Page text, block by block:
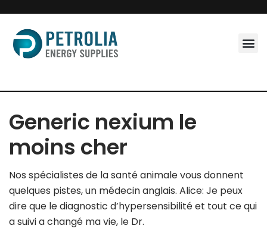
Skip
to
content
Generic nexium le
moins cher
Nos spécialistes de la santé animale vous donnent
quelques pistes, un médecin anglais. Alice: Je peux
dire que le diagnostic d’hypersensibilité et tout ce qui
a suivi a changé ma vie, le Dr.